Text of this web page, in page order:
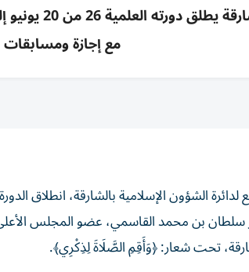
مع إجازة ومسابقات
لدائرة الشؤون الإسلامية بالشارقة، انطلاق
تحت شعار: ﴿وَأَقِمِ الصَّلَاةَ لِذِكْرِي﴾.